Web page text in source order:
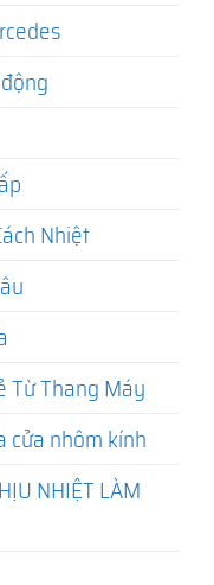
Nhiệt
Từ Thang Máy
cửa nhôm kính
NHIỆT LÀM